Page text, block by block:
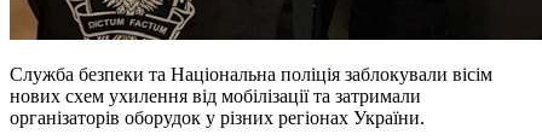
Служба безпеки та Національна поліція заблокували вісім
нових схем ухилення від мобілізації та затримали
організаторів оборудок у різних регіонах України.